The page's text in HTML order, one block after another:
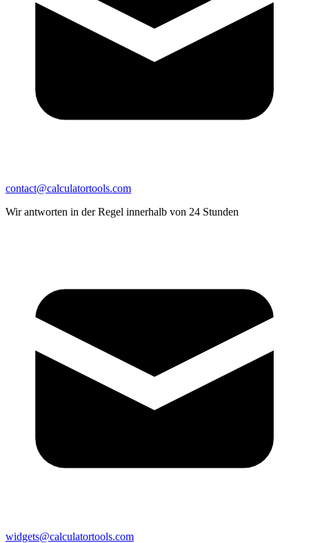
contact@calculatortools.com
Wir antworten in der Regel innerhalb von 24 Stunden
widgets@calculatortools.com